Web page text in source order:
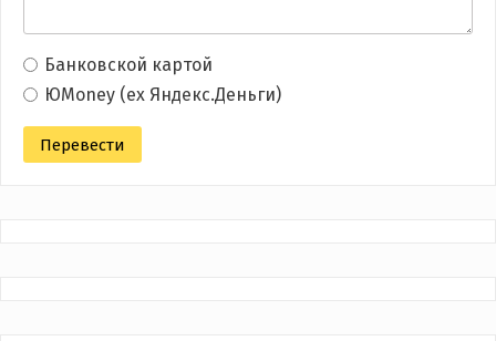
Банковской картой
ЮMoney (ex Яндекс.Деньги)